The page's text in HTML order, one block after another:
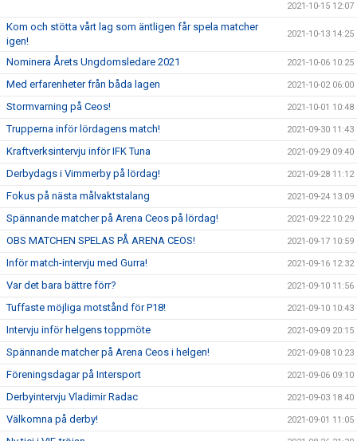
2021-10-15 12:07
Kom och stötta vårt lag som äntligen får spela matcher
igen!
2021-10-13 14:25
Nominera Årets Ungdomsledare 2021 2021-10-06 10:25
Med erfarenheter från båda lagen 2021-10-02 06:00
Stormvarning på Ceos! 2021-10-01 10:48
Trupperna inför lördagens match! 2021-09-30 11:43
Kraftverksintervju inför IFK Tuna 2021-09-29 09:40
Derbydags i Vimmerby på lördag! 2021-09-28 11:12
Fokus på nästa målvaktstalang 2021-09-24 13:09
Spännande matcher på Arena Ceos på lördag! 2021-09-22 10:29
OBS MATCHEN SPELAS PÅ ARENA CEOS! 2021-09-17 10:59
Inför match-intervju med Gurra! 2021-09-16 12:32
Var det bara bättre förr? 2021-09-10 11:56
Tuffaste möjliga motstånd för P18! 2021-09-10 10:43
Intervju inför helgens toppmöte 2021-09-09 20:15
Spännande matcher på Arena Ceos i helgen! 2021-09-08 10:23
Föreningsdagar på Intersport 2021-09-06 09:10
Derbyintervju Vladimir Radac 2021-09-03 18:40
Välkomna på derby! 2021-09-01 11:05